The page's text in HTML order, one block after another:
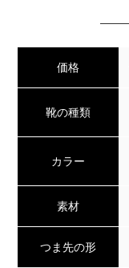
価格
靴の種類
カラー
素材
つま先の形